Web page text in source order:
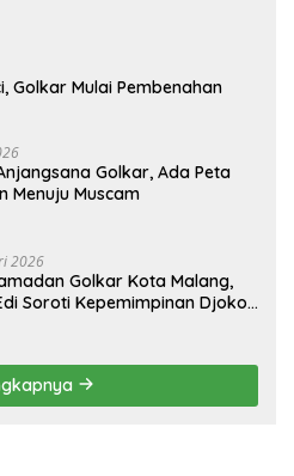
Golkar Mulai Pembenahan
Golkar, Ada Peta
Menuju Muscam
2026
Golkar Kota Malang,
Soroti Kepemimpinan Djoko